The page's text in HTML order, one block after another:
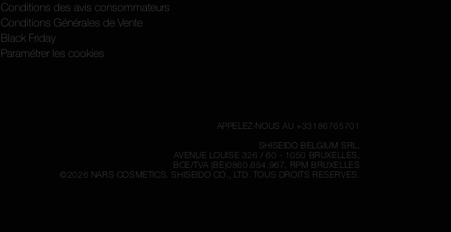
Conditions des avis consommateurs
Conditions Générales de Vente
Black Friday
Paramétrer les cookies
APPELEZ-NOUS AU +33186765701
SHISEIDO BELGIUM SRL,
AVENUE LOUISE 326 / 60 - 1050 BRUXELLES,
BCE/TVA (BE)0860.654.967, RPM BRUXELLES
© 2026 NARS COSMETICS. SHISEIDO CO., LTD. TOUS DROITS RESERVES.